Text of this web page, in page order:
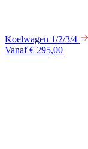
Koelwagen 1/2/3/4
Vanaf € 295,00